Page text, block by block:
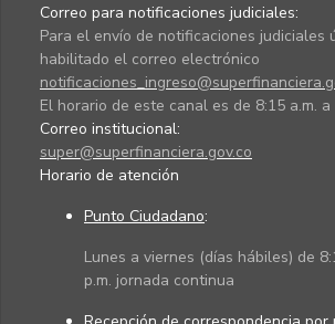
Correo para notificaciones judiciales:
Para el envío de notificaciones judiciales
habilitado el correo electrónico
El horario de este canal es de 8:15 a.m. a
Correo institucional:
super@superfinanciera.gov.co
Horario de atención
Punto Ciudadano:
Lunes a viernes (días hábiles) de
p.m. jornada continua